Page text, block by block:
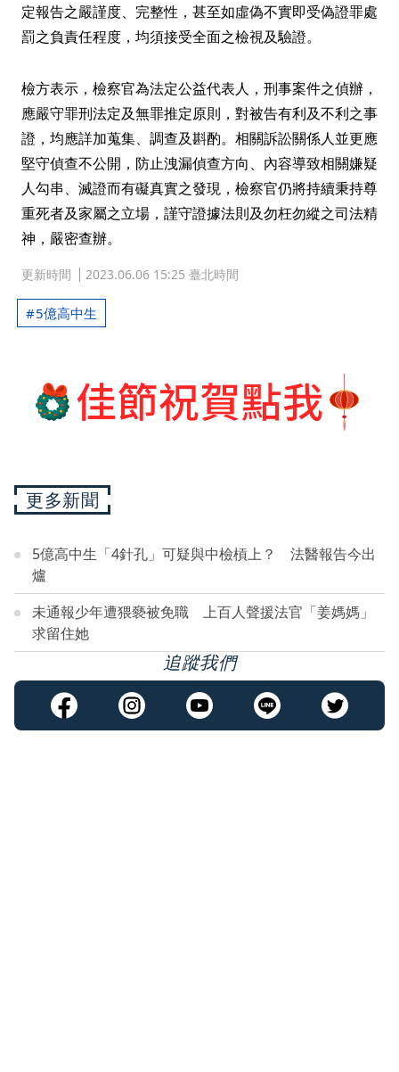
定報告之嚴謹度、完整性，甚至如虛偽不實即受偽證罪處
罰之負責任程度，均須接受全面之檢視及驗證。
檢方表示，檢察官為法定公益代表人，刑事案件之偵辦，
應嚴守罪刑法定及無罪推定原則，對被告有利及不利之事
證，均應詳加蒐集、調查及斟酌。相關訴訟關係人並更應
堅守偵查不公開，防止洩漏偵查方向、內容導致相關嫌疑
人勾串、滅證而有礙真實之發現，檢察官仍將持續秉持尊
重死者及家屬之立場，謹守證據法則及勿枉勿縱之司法精
神，嚴密查辦。
更新時間 2023.06.06 15:25 臺北時間
5億高中生
更多新聞
5億高中生「4針孔」可疑與中檢槓上？ 法醫報告今出
爐
未通報少年遭猥褻被免職 上百人聲援法官「姜媽媽」
求留住她
追蹤我們